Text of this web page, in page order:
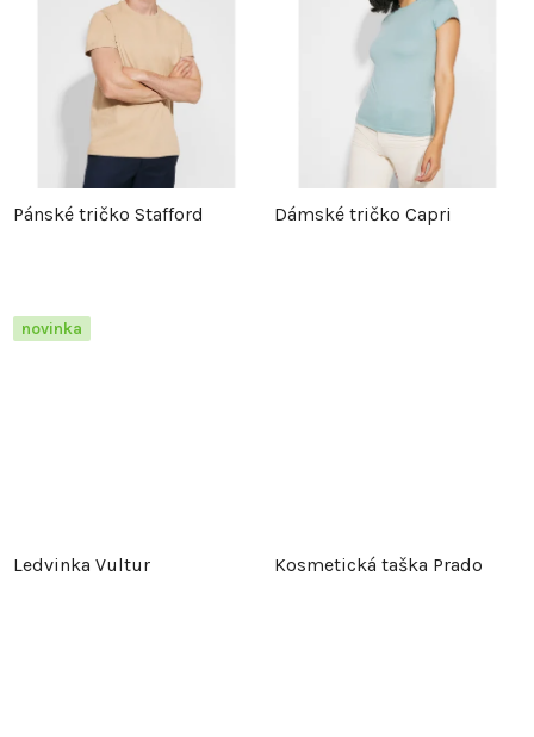
Pánské tričko Stafford Dámské tričko Capri
novinka
Ledvinka Vultur Kosmetická taška Prado